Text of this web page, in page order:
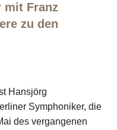
mit Franz
zu den
Hansjörg
Symphoniker, die
des vergangenen